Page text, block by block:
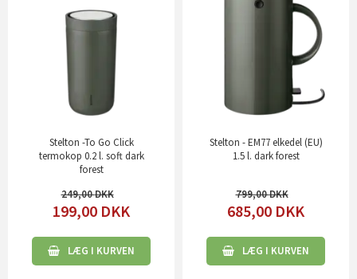
Stelton -To Go Click
termokop 0.2 l. soft dark
forest
249,00
199,00 DKK
LÆG I KURVEN
Stelton - EM77 elkedel (EU)
1.5 l. dark forest
799,00
685,00 DKK
LÆG I KURVEN